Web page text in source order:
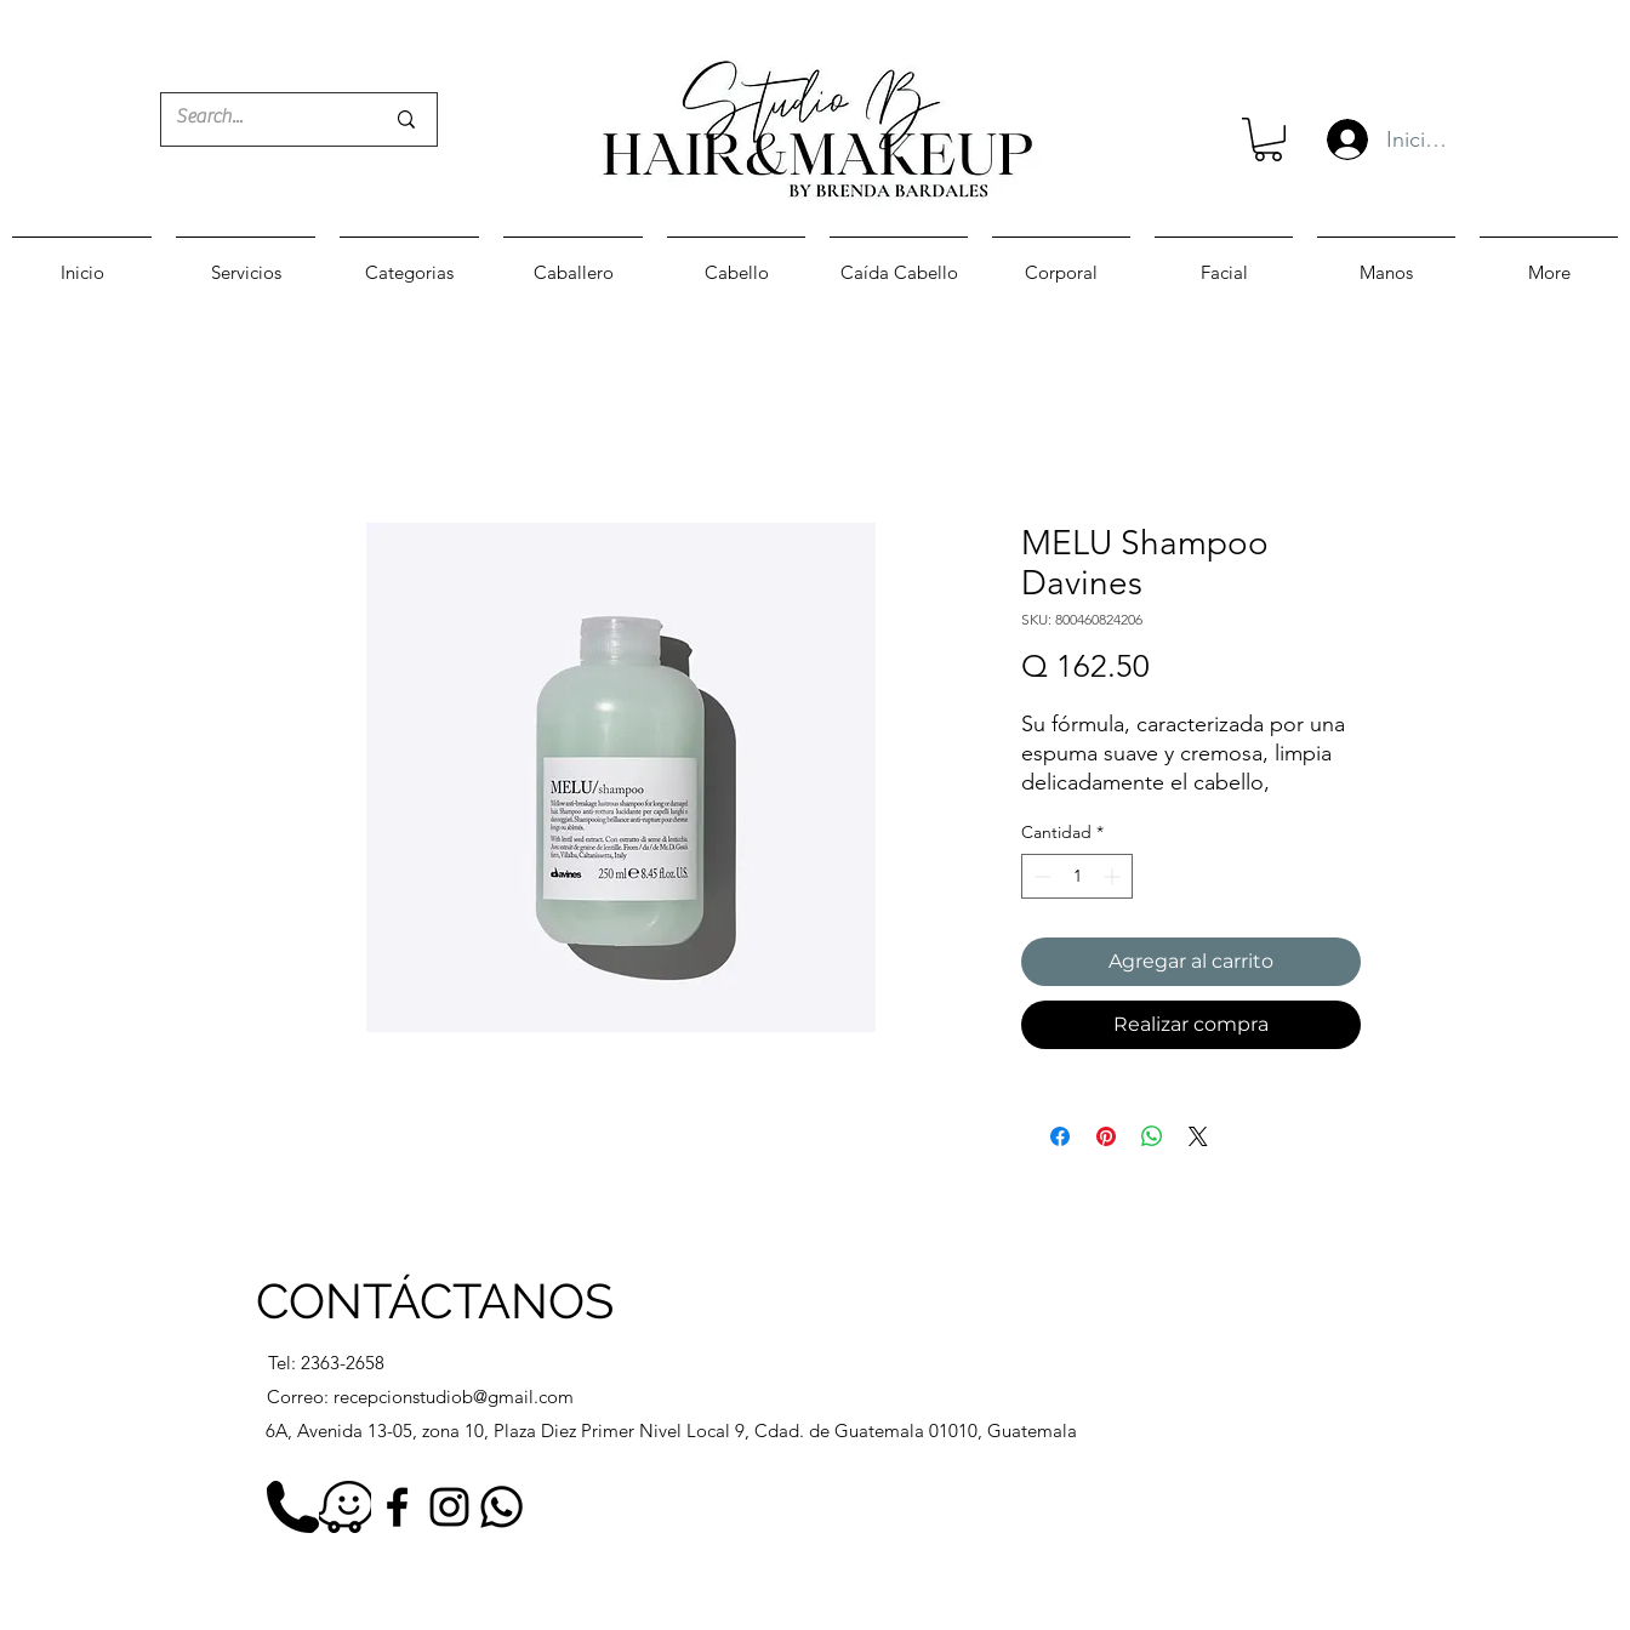
Iniciar sesión
Inicio Servicios Categorias Caballero Cabello Caída Cabello Corporal Facial Manos More
MELU Shampoo
Davines
SKU: 800460824206
Q 162.50
Su fórmula, caracterizada por una
espuma suave y cremosa, limpia
delicadamente el cabello,
Brillo
Anti-quiebre
Hidratación
Cantidad *
Agregar al carrito
Realizar compra
CONTÁCTANOS
Tel: 2363-2658
Correo: recepcionstudiob@gmail.com
6A, Avenida 13-05, zona 10, Plaza Diez Primer Nivel Local 9, Cdad. de Guatemala 01010, Guatemala